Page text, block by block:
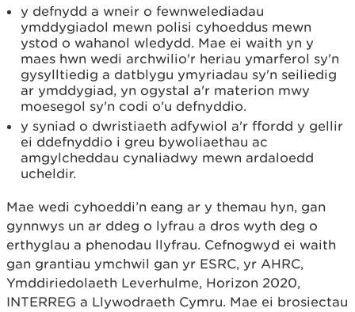
y defnydd a wneir o fewnwelediadau
ymddygiadol mewn polisi cyhoeddus mewn
ystod o wahanol wledydd. Mae ei waith yn y
maes hwn wedi archwilio'r heriau ymarferol sy'n
gysylltiedig a datblygu ymyriadau sy'n seiliedig
ar ymddygiad, yn ogystal a'r materion mwy
moesegol sy'n codi o'u defnyddio.
y syniad o dwristiaeth adfywiol a'r ffordd y gellir
ei ddefnyddio i greu bywoliaethau ac
amgylcheddau cynaliadwy mewn ardaloedd
ucheldir.
Mae wedi cyhoeddi’n eang ar y themau hyn, gan
gynnwys un ar ddeg o lyfrau a dros wyth deg o
erthyglau a phenodau llyfrau. Cefnogwyd ei waith
gan grantiau ymchwil gan yr ESRC, yr AHRC,
Ymddiriedolaeth Leverhulme, Horizon 2020,
INTERREG a Llywodraeth Cymru. Mae ei brosiectau